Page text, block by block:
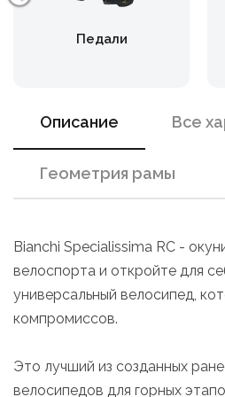
Педали
Описание Все
Геометрия рамы
Bianchi Specialissima RC -
велоспорта и откройте для
универсальный велосипед,
компромиссов.
Это лучший из созданных
велосипедов для горных